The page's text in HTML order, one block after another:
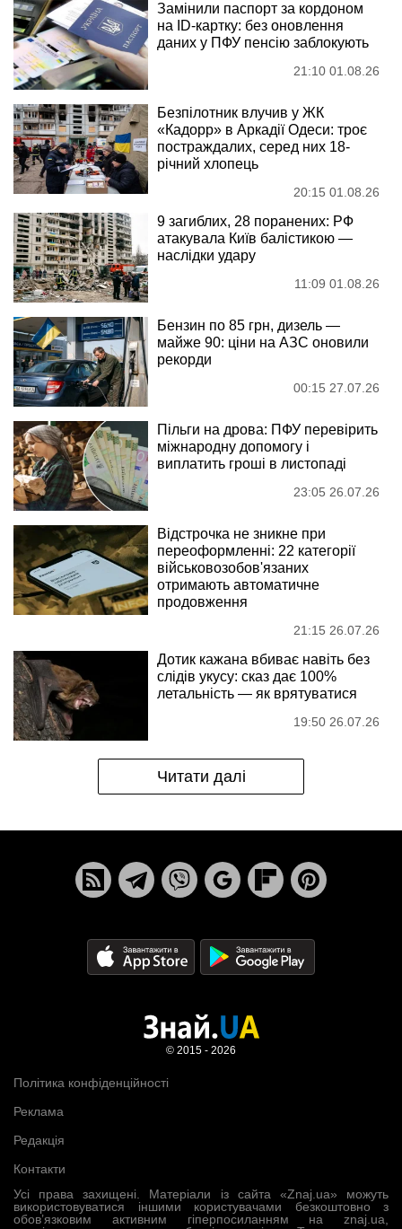
Замінили паспорт за кордоном
на ID-картку: без оновлення
даних у ПФУ пенсію заблокують
21:10 01.08.26
Безпілотник влучив у ЖК
«Кадорр» в Аркадії Одеси: троє
постраждалих, серед них 18-
річний хлопець
20:15 01.08.26
9 загиблих, 28 поранених: РФ
атакувала Київ балістикою —
наслідки удару
11:09 01.08.26
Бензин по 85 грн, дизель —
майже 90: ціни на АЗС оновили
рекорди
00:15 27.07.26
Пільги на дрова: ПФУ перевірить
міжнародну допомогу і
виплатить гроші в листопаді
23:05 26.07.26
Відстрочка не зникне при
переоформленні: 22 категорії
військовозобов'язаних
отримають автоматичне
продовження
21:15 26.07.26
Дотик кажана вбиває навіть без
слідів укусу: сказ дає 100%
летальність — як врятуватися
19:50 26.07.26
Читати далі
Усі права захищені. Матеріали із сайта «Znaj.ua» можуть
використовуватися іншими користувачами безкоштовно з
обов’язковим активним гіперпосиланням на znaj.ua,
Політика конфіденційності
Реклама
Редакція
Контакти
© 2015 - 2026